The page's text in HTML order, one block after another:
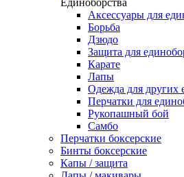
Единоборства
Аксессуары для
Борьба
Дзюдо
Защита для
Карате
Лапы
Одежда для других
Перчатки для
Рукопашный бой
Самбо
Перчатки боксерские
Бинты боксерские
Капы / защита